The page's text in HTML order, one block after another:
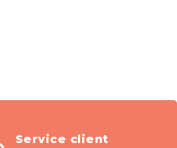
Service client